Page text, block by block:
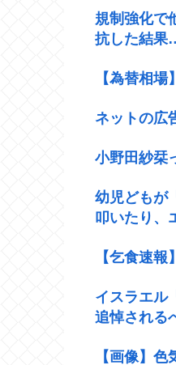
規制強化で
抗した結
【為替相
ネットの広
小野田紗栞
幼児どもが
叩いたり、
【乞食速
イスラエル
追悼される
【画像】